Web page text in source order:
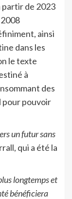
de 2023
ainsi
dans les
le texte
à
des
pour pouvoir
un futur sans
qui a été la
longtemps et
bénéficiera